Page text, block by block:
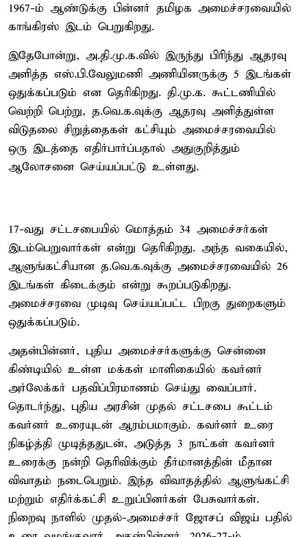
1967-ம் ஆண்டுக்கு பின்னர் தமிழக அமைச்சரவையில்
காங்கிரஸ் இடம் பெறுகிறது.
இதேபோன்று, அ.தி.மு.க.வில் இருந்து பிரிந்து ஆதரவு
அளித்த எஸ்.பி.வேலுமணி அணியினருக்கு 5 இடங்கள்
ஒதுக்கப்படும் என தெரிகிறது. தி.மு.க. கூட்டணியில்
வெற்றி பெற்று, த.வெ.க.வுக்கு ஆதரவு அளித்துள்ள
விடுதலை சிறுத்தைகள் கட்சியும் அமைச்சரவையில்
ஒரு இடத்தை எதிர்பார்ப்பதால் அதுகுறித்தும்
ஆலோசனை செய்யப்பட்டு உள்ளது.
17-வது சட்டசபையில் மொத்தம் 34 அமைச்சர்கள்
இடம்பெறுவார்கள் என்று தெரிகிறது. அந்த வகையில்,
ஆளுங்கட்சியான த.வெ.க.வுக்கு அமைச்சரவையில் 26
இடங்கள் கிடைக்கும் என்று கூறப்படுகிறது.
அமைச்சரவை முடிவு செய்யப்பட்ட பிறகு துறைகளும்
ஒதுக்கப்படும்.
அதன்பின்னர், புதிய அமைச்சர்களுக்கு சென்னை
கிண்டியில் உள்ள மக்கள் மாளிகையில் கவர்னர்
அர்லேக்கர் பதவிப்பிரமாணம் செய்து வைப்பார்.
தொடர்ந்து, புதிய அரசின் முதல் சட்டசபை கூட்டம்
கவர்னர் உரையுடன் ஆரம்பமாகும். கவர்னர் உரை
நிகழ்த்தி முடித்ததுடன், அடுத்த 3 நாட்கள் கவர்னர்
உரைக்கு நன்றி தெரிவிக்கும் தீர்மானத்தின் மீதான
விவாதம் நடைபெறும். இந்த விவாதத்தில் ஆளுங்கட்சி
மற்றும் எதிர்க்கட்சி உறுப்பினர்கள் பேசுவார்கள்.
நிறைவு நாளில் முதல்-அமைச்சர் ஜோசப் விஜய் பதில்